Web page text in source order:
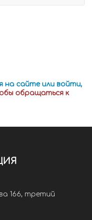
на сайте или войти,
обращаться к
166, третий